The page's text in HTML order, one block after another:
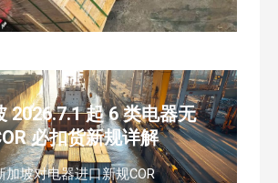
2026.7.1 起 6 类电器无
必扣货新规详解
加坡对电器进口新规COR